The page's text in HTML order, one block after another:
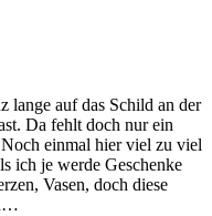
lange auf das Schild an der
Da fehlt doch nur ein
einmal hier viel zu viel
ich je werde Geschenke
Vasen, doch diese